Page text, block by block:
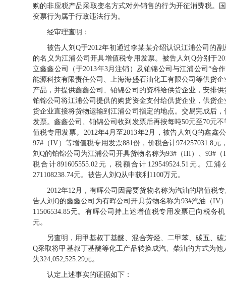
购的非应税产品采取变名方式对外销售的行为开征消费税。
变票行为属于行政违法行为。
经审理查明：
被告人刘Q于2012年初通过李某某介绍认识江浦公司的
的名义为江浦公司开具增值税专用发票。被告人刘Q分别于
立鑫鑫公司（于2013年3月注销）及铂锦公司与江浦公司“合
能源科技有限责任公司、上海海盛石油化工有限公司等供货
产品，并提供鑫鑫公司、铂锦公司的资料给供货企业，安排
铂锦公司将江浦公司提供的购货资金支付给供货企业，供货
货企业直接将货物运输到江浦公司指定的地点。交易完成后
发票。鑫鑫公司、铂锦公司收到发票后再按每吨50元至70元
值税专用发票。2012年4月至2013年2月，被告人刘Q的鑫
97#（IV）等增值税专用发票881份，价税合计974257031.8元
刘Q的铂锦公司为江浦公司开具货物名称为93#（III）、93#
税合计891605555.02元，税额合计129549524.51元。
271108238.74元。被告人刘Q从中获利1100万元。
2012年12月，有晖公司因需要货物名称为汽油的增值税
告人刘 Q的鑫鑫公司为有晖公司开具货物名称为93#汽油（IV
11506534.85元。有晖公司持上述增值税专用发票已向税务
元。
另查明，用甲基叔丁基醚、混合芳烃、二甲苯、碳五、
Q采取将甲基叔丁基醚等化工产品转换成汽、柴油的方式为
失324,052,525.29元。
认定上述事实的证据如下：